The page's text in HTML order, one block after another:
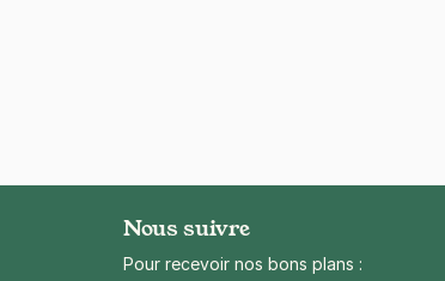
Nous suivre
Pour recevoir nos bons plans :